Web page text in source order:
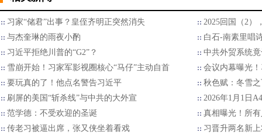
习家“储君”出事？皇侄齐明正突然消失
2025回国（2）
与杰奎琳的雨夜小酌
白石-南素里唱
习近平拒绝川普的“G2”？
中共外贸系统
雪崩开始！习家军影视圈核心“马仔”主动自首
会议内幕曝光
要玩真的了！他点名警告习近平
秋色赋：冬雪
刷屏的美国“斩杀线”与中共的大外宣
2026年1月1日
范学德：不受欢迎的圣诞
真相曝光！所
传老习被逼出席，张又侠坐着看戏
习晋升两名新